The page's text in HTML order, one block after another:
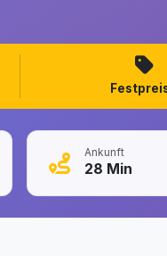
Ankunft
28 Min